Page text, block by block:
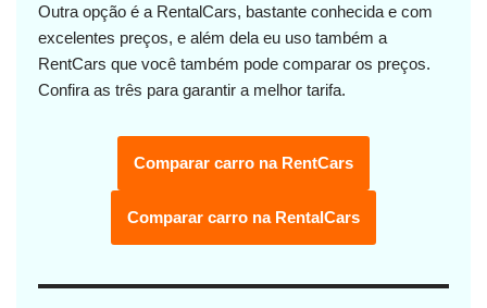
Outra opção é a RentalCars, bastante conhecida e com
excelentes preços, e além dela eu uso também a
RentCars que você também pode comparar os preços.
Confira as três para garantir a melhor tarifa.
Comparar carro na RentCars
Comparar carro na RentalCars